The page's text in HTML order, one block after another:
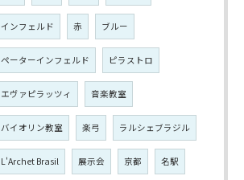
インフェルド 赤 ブルー
ペーターインフェルド ピラストロ
エヴァピラッツィ 音楽教室
バイオリン教室 楽弓 ラルシェブラジル
L'Archet Brasil 展示会 京都 名駅